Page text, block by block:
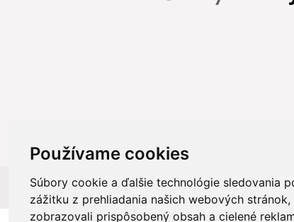
Používame cookies
Súbory cookie a ďalšie technológie sledovania
zážitku z prehliadania našich webových
zobrazovali prispôsobený obsah a cielené